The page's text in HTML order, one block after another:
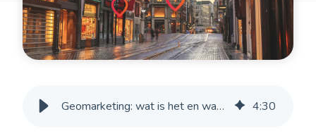
Geomarketing: wat is het en waarom gebruiken retailers het? 4:30